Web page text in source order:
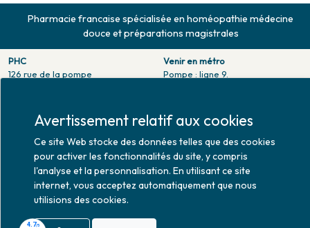
Pharmacie francaise spécialisée en homéopathie médecine
douce et préparations magistrales
PHC
126 rue de la pompe
Fax. 01 47 55 03 61
Horaires d'ouverture
Lundi : 10h30 - 20h00
Mardi au vendredi : 9h00 -
20h00
Samedi : 9h30 - 20h00
Venir en métro
Pompe : ligne 9.
Venir en bus
Jean Monet : ligne 52.
Avertissement relatif aux cookies
Ce site Web stocke des données telles que des cookies
pour activer les fonctionnalités du site, y compris
l'analyse et la personnalisation. En utilisant ce site
internet, vous acceptez automatiquement que nous
utilisions des cookies.